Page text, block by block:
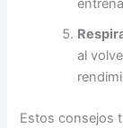
al
Estos consejos